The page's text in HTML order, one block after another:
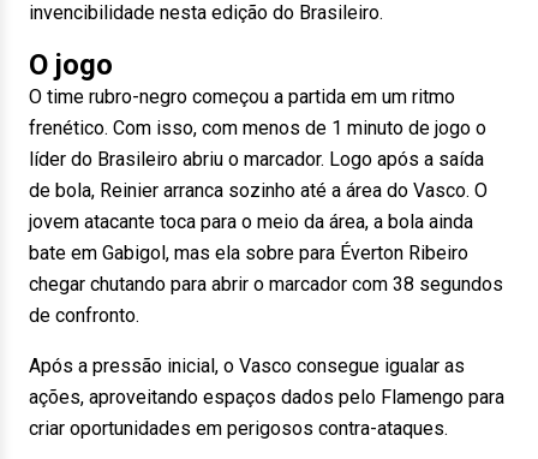
invencibilidade nesta edição do Brasileiro.
O jogo
O time rubro-negro começou a partida em um ritmo
frenético. Com isso, com menos de 1 minuto de jogo o
líder do Brasileiro abriu o marcador. Logo após a saída
de bola, Reinier arranca sozinho até a área do Vasco. O
jovem atacante toca para o meio da área, a bola ainda
bate em Gabigol, mas ela sobre para Éverton Ribeiro
chegar chutando para abrir o marcador com 38 segundos
de confronto.
Após a pressão inicial, o Vasco consegue igualar as
ações, aproveitando espaços dados pelo Flamengo para
criar oportunidades em perigosos contra-ataques.